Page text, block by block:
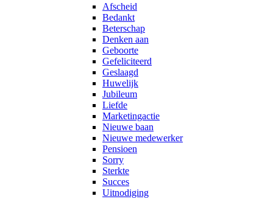
Afscheid
Bedankt
Beterschap
Denken aan
Geboorte
Gefeliciteerd
Geslaagd
Huwelijk
Jubileum
Liefde
Marketingactie
Nieuwe baan
Nieuwe medewerker
Pensioen
Sorry
Sterkte
Succes
Uitnodiging